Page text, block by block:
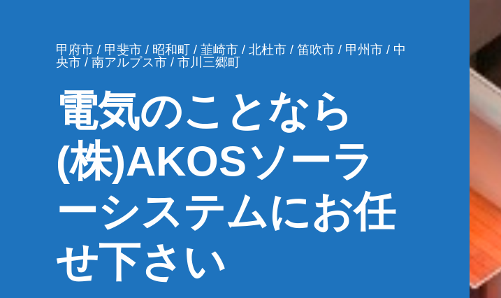
甲府市 / 甲斐市 / 昭和町 / 韮崎市 / 北杜市 / 笛吹市 / 甲州市 / 中
央市 / 南アルプス市 / 市川三郷町
電気のことなら
(株)AKOSソーラ
ーシステムにお任
せ下さい